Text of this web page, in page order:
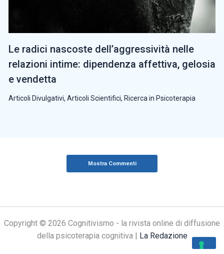
Le radici nascoste dell’aggressività nelle
relazioni intime: dipendenza affettiva, gelosia
e vendetta
Articoli Divulgativi, Articoli Scientifici, Ricerca in Psicoterapia
Mostra Commenti
Copyright © 2026 Cognitivismo - la rivista online di diffusione
della psicoterapia cognitiva | La Redazione